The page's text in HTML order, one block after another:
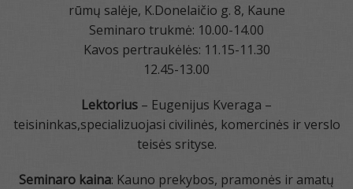
rūmų salėje, K.Donelaičio g. 8, Kaune
Seminaro trukmė: 10.00-14.00
Kavos pertraukėlės: 11.15-11.30
12.45-13.00
Lektorius – Eugenijus Kveraga –
teisininkas,specializuojasi civilinės, komercinės ir verslo
teisės srityse.
Seminaro kaina: Kauno prekybos, pramonės ir amatų